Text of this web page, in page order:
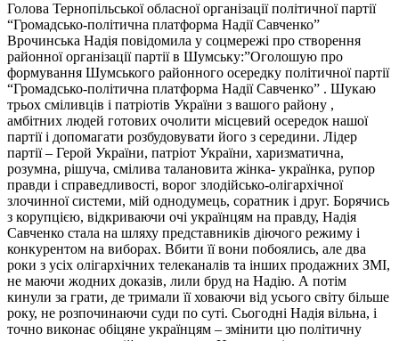
Голова Тернопільської обласної організації політичної партії
“Громадсько-політична платформа Надії Савченко”
Врочинська Надія повідомила у соцмережі про створення
районної організації партії в Шумську:”Оголошую про
формування Шумського районного осередку політичної партії
“Громадсько-політична платформа Надії Савченко” . Шукаю
трьох сміливців і патріотів України з вашого району ,
амбітних людей готових очолити місцевий осередок нашої
партії і допомагати розбудовувати його з середини. Лідер
партії – Герой України, патріот України, харизматична,
розумна, рішуча, смілива талановита жінка- українка, рупор
правди і справедливості, ворог злодійсько-олігархічної
злочинної системи, мій однодумець, соратник і друг. Борячись
з корупцією, відкриваючи очі українцям на правду, Надія
Савченко стала на шляху представників діючого режиму і
конкурентом на виборах. Вбити її вони побоялись, але два
роки з усіх олігархічних телеканалів та інших продажних ЗМІ,
не маючи жодних доказів, лили бруд на Надію. А потім
кинули за грати, де тримали її ховаючи від усього світу більше
року, не розпочинаючи суди по суті. Сьогодні Надія вільна, і
точно виконає обіцяне українцям – змінити цю політичну